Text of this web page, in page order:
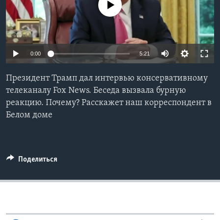
Learning English
СОЦИАЛЬНЫЕ СЕТИ
Языки
No media source currently available
0:00 5:21
Президент Трамп дал интервью консервативному
телеканалу Fox News. Беседа вызвала бурную
реакцию. Почему? Расскажет наш корреспондент в
Белом доме
Поделиться